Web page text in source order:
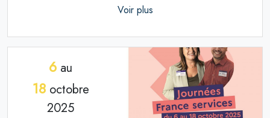
Voir plus
6 au
18octobre
2025